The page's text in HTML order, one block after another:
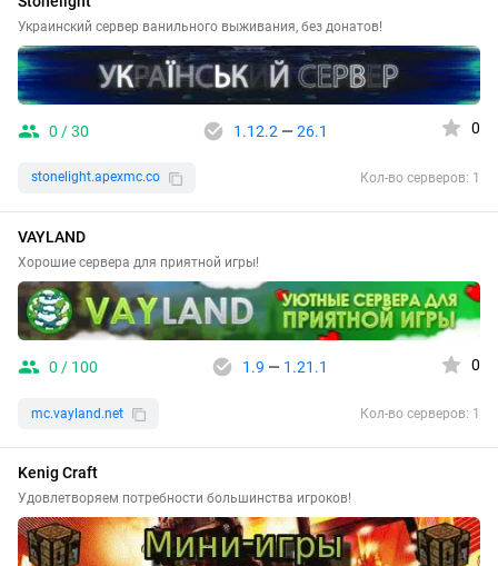
Украинский сервер ванильного выживания, без донатов!
0 / 30 1.12.2 — 26.1 0
stonelight.apexmc.co Кол-во серверов: 1
VAYLAND
Хорошие сервера для приятной игры!
0 / 100 1.9 — 1.21.1 0
mc.vayland.net Кол-во серверов: 1
Kenig Craft
Удовлетворяем потребности большинства игроков!